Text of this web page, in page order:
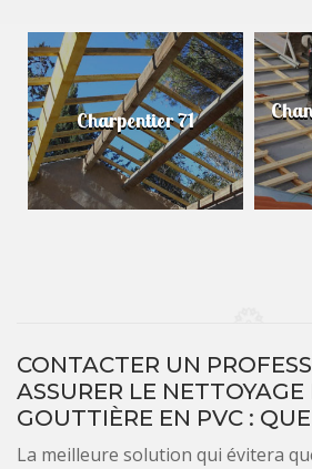
Charpentier 71
CONTACTER UN
ASSURER LE
GOUTTIÈRE EN PVC :
La meilleure solution qui évitera